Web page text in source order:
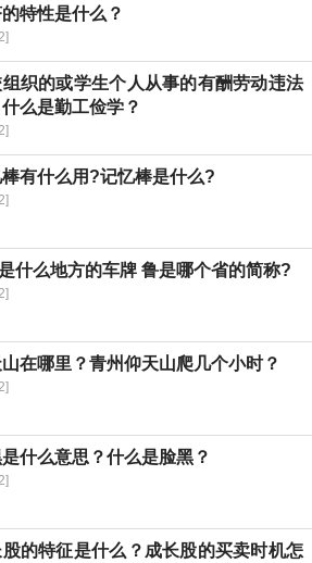
特性是什么？
织的或学生个人从事的有酬劳动违法
么是勤工俭学？
有什么用?记忆棒是什么?
什么地方的车牌 鲁是哪个省的简称?
在哪里？青州仰天山爬几个小时？
什么意思？什么是脸黑？
股的特征是什么？成长股的买卖时机怎